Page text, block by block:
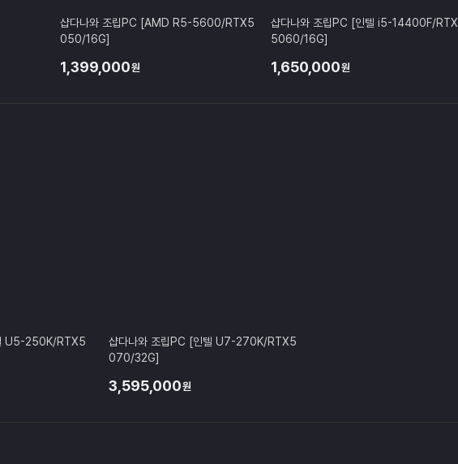
샵다나와 조립PC [AMD R5-5600/RTX5
050/16G]
1,399,000원
샵다나와 조립PC [인텔 i5-14400F/RTX
5060/16G]
1,650,000원
U5-250K/RTX5
샵다나와 조립PC [인텔 U7-270K/RTX5
070/32G]
3,595,000원